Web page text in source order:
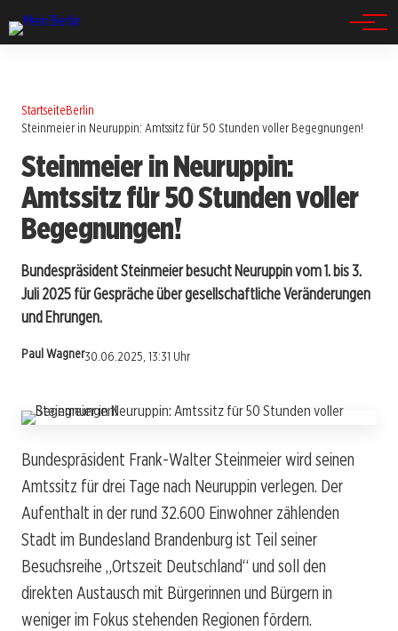
StartseiteBerlin
Steinmeier in Neuruppin: Amtssitz für 50 Stunden voller Begegnungen!
Steinmeier in Neuruppin:
Amtssitz für 50 Stunden voller
Begegnungen!
Bundespräsident Steinmeier besucht Neuruppin vom 1. bis 3.
Juli 2025 für Gespräche über gesellschaftliche Veränderungen
und Ehrungen.
Paul Wagner30.06.2025, 13:31 Uhr
Bundespräsident Frank-Walter Steinmeier wird seinen
Amtssitz für drei Tage nach Neuruppin verlegen. Der
Aufenthalt in der rund 32.600 Einwohner zählenden
Stadt im Bundesland Brandenburg ist Teil seiner
Besuchsreihe „Ortszeit Deutschland“ und soll den
direkten Austausch mit Bürgerinnen und Bürgern in
weniger im Fokus stehenden Regionen fördern.